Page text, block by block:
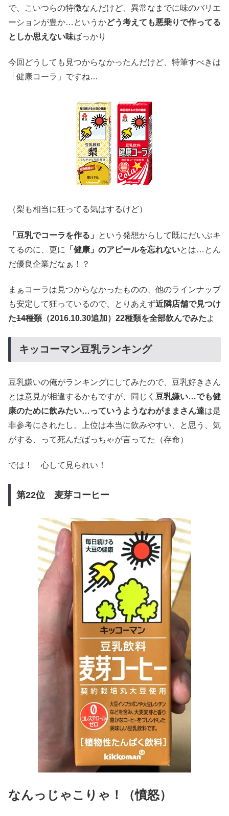
で、こいつらの特徴なんだけど、異常なまでに味のバリエ
ーションが豊か…というかどう考えても悪乗りで作ってる
としか思えない味ばっかり
今回どうしても見つからなかったんだけど、特筆すべきは
「健康コーラ」ですね…
（梨も相当に狂ってる気はするけど）
「豆乳でコーラを作る」
という発想からして既にだいぶキ
てるのに、更に
「健康」のアピールを忘れないとは…とん
だ優良企業だなぁ！？
まぁコーラは見つからなかったものの、他のラインナップ
も安定して狂っているので、とりあえず近隣店舗で見つけ
た14種類（2016.10.30追加）22種類を全部飲んでみたよ
キッコーマン豆乳ランキング
豆乳嫌いの俺がランキングにしてみたので、豆乳好きさん
とは意見が相違するかもですが、同じく 豆乳嫌い…でも健
康のために飲みたい…っていうようなわがままさん達は是
非参考にされたし。上位は本当に飲みやすい、と思う、気
がする、って死んだばっちゃが言ってた（存命）
では！ 心して見られい！
第22位 麦芽コーヒー
なんっじゃこりゃ！（憤怒）